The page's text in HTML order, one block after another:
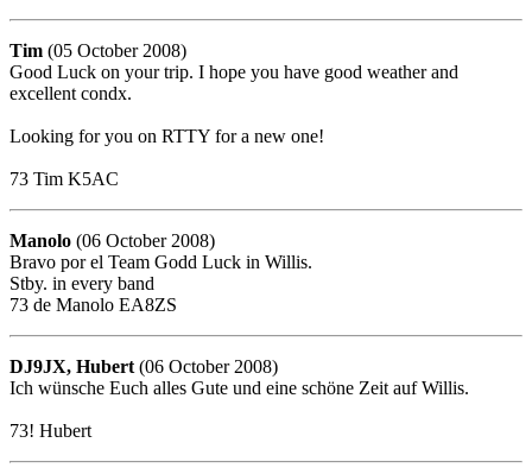
Tim (05 October 2008)
Good Luck on your trip. I hope you have good weather and
excellent condx.
Looking for you on RTTY for a new one!
73 Tim K5AC
Manolo (06 October 2008)
Bravo por el Team Godd Luck in Willis.
Stby. in every band
73 de Manolo EA8ZS
DJ9JX, Hubert (06 October 2008)
Ich wünsche Euch alles Gute und eine schöne Zeit auf Willis.
73! Hubert